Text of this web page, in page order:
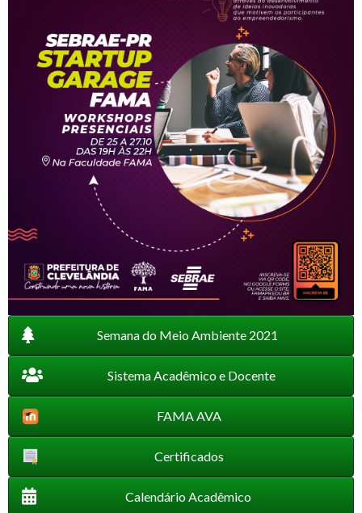
Semana do Meio Ambiente 2021
Sistema Acadêmico e Docente
FAMA AVA
Certificados
Calendário Acadêmico